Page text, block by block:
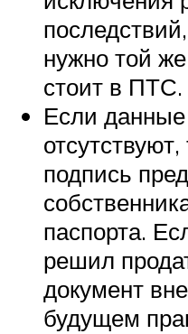
нужно той
стоит в ПТС.
Если
подпись
паспорта.
решил
документ
будущем